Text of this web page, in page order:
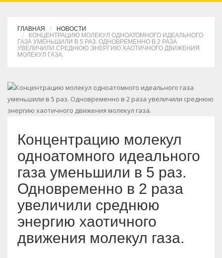
ГЛАВНАЯ
НОВОСТИ
КОНЦЕНТРАЦИЮ МОЛЕКУЛ ОДНОАТОМНОГО ИДЕАЛЬНОГО
ГАЗА УМЕНЬШИЛИ В 5 РАЗ. ОДНОВРЕМЕННО В 2 РАЗА
УВЕЛИЧИЛИ СРЕДНЮЮ ЭНЕРГИЮ ХАОТИЧНОГО ДВИЖЕНИЯ
МОЛЕКУЛ ГАЗА.
Концентрацию молекул
одноатомного идеального
газа уменьшили в 5 раз.
Одновременно в 2 раза
увеличили среднюю
энергию хаотичного
движения молекул газа.